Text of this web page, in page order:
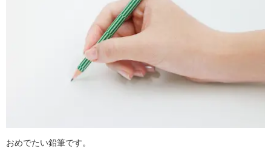
おめでたい鉛筆です。